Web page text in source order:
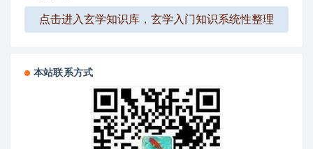
点击进入玄学知识库，玄学入门知识系统性整理
本站联系方式